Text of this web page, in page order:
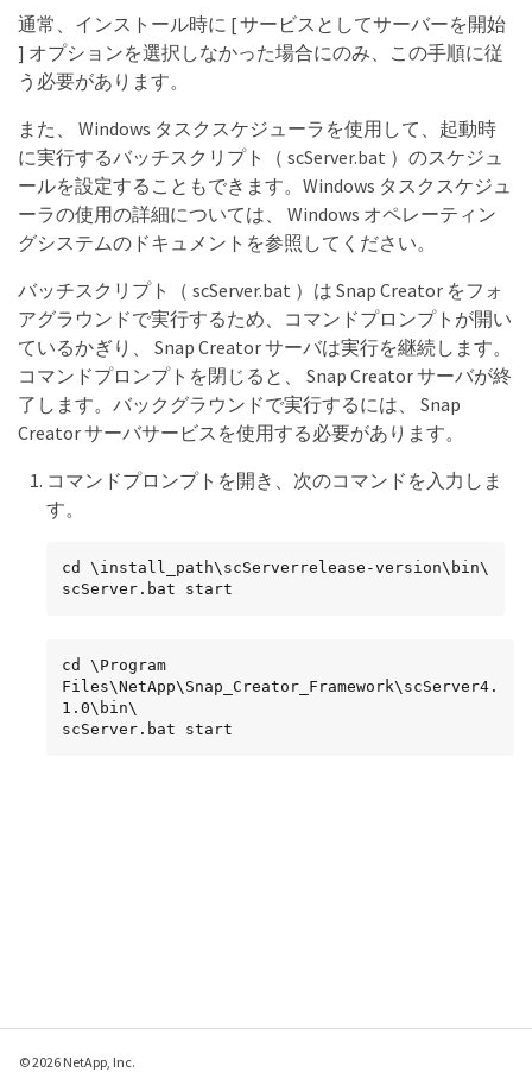
通常、インストール時に [ サービスとしてサーバーを開始
] オプションを選択しなかった場合にのみ、この手順に従
う必要があります。
また、 Windows タスクスケジューラを使用して、起動時
に実行するバッチスクリプト（ scServer.bat ）のスケジュ
ールを設定することもできます。Windows タスクスケジュ
ーラの使用の詳細については、 Windows オペレーティン
グシステムのドキュメントを参照してください。
バッチスクリプト（ scServer.bat ）は Snap Creator をフォ
アグラウンドで実行するため、コマンドプロンプトが開い
ているかぎり、 Snap Creator サーバは実行を継続します。
コマンドプロンプトを閉じると、 Snap Creator サーバが終
了します。バックグラウンドで実行するには、 Snap
Creator サーバサービスを使用する必要があります。
コマンドプロンプトを開き、次のコマンドを入力しま
す。
cd \install_path\scServerrelease-version\bin\
scServer.bat start
cd \Program
Files\NetApp\Snap_Creator_Framework\scServer4.
1.0\bin\
scServer.bat start
© 2026 NetApp, Inc.